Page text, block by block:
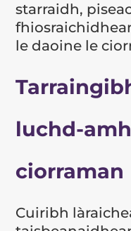
starraidh,
le daoine le
luchd-
ciorraman
Cuiribh